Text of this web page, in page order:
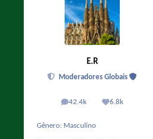
E.R
Moderadores Globais
42.4k
posts 6.8k
Reputação
Gênero: Masculino